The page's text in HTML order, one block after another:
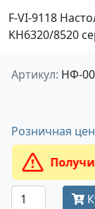
F-VI-9118
KH6320/8520
Артикул: НФ-
Розничная